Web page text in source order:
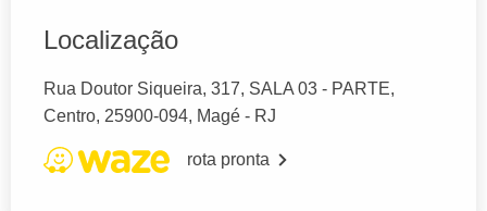
Localização
Rua Doutor Siqueira, 317, SALA 03 - PARTE,
Centro, 25900-094, Magé - RJ
rota pronta